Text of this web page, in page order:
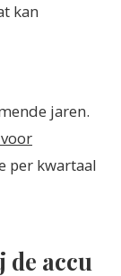
kan
jaren.
per kwartaal
de accu